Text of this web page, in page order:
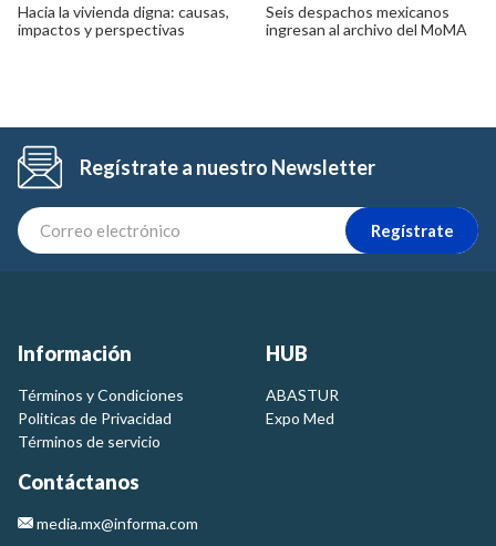
Hacia la vivienda digna: causas,
impactos y perspectivas
Seis despachos mexicanos
ingresan al archivo del MoMA
Regístrate a nuestro Newsletter
Regístrate
Información
Términos y Condiciones
Politicas de Privacidad
Términos de servicio
HUB
ABASTUR
Expo Med
Contáctanos
media.mx@informa.com